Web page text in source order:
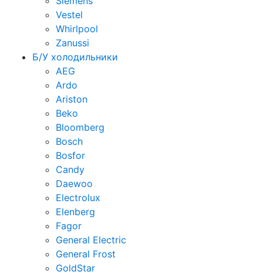
Vestel
Whirlpool
Zanussi
Б/У холодильники
AEG
Ardo
Ariston
Beko
Bloomberg
Bosch
Bosfor
Candy
Daewoo
Electrolux
Elenberg
Fagor
General Electric
General Frost
GoldStar